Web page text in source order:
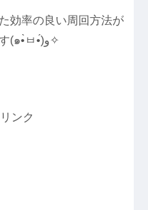
効率の良い周回方法が
見つかったら記事を更新します(๑•̀ㅂ•́)و✧
ンク